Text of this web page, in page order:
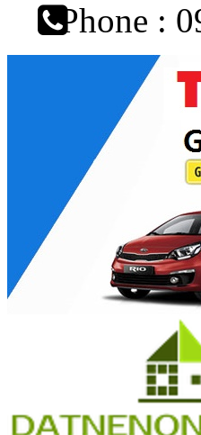
Phone :